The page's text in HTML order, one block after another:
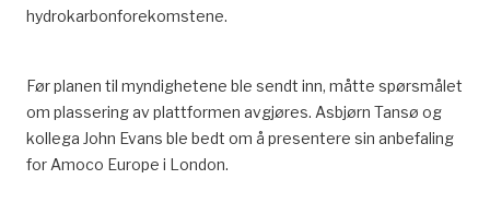
hydrokarbonforekomstene.
Før planen til myndighetene ble sendt inn, måtte spørsmålet
om plassering av plattformen avgjøres. Asbjørn Tansø og
kollega John Evans ble bedt om å presentere sin anbefaling
for Amoco Europe i London.